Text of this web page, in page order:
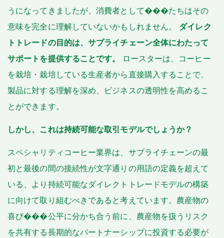
うになってきましたが、消費者として���たちはその
意味を完全に理解していないかもしれません。 ダイレク
トトレードの目的は、サプライチェーン全体にわたって
サポートを提供することです。
ロースターは、コーヒー
を栽培・栽培している生産者から直接購入することで、
製品に対する理解を深め、ビジネスの透明性を高めるこ
とができます。
しかし、これは持続可能な取引モデルでしょうか？
スペシャリティコーヒー業界は、サプライチェーンの最
初と最後の間の接続性が文字通りの用語の定義を超えて
いる、より持続可能なダイレクトトレードモデルの構築
に向けて取り組むべきであると考えています。農産物の
喜び���公平に分かち合う前に、農産物を扱うリスク
を共有する長期的なパートナーシップに投資する必要が